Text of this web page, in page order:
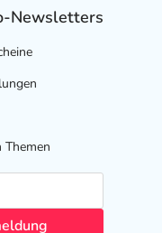
Newsletters
Themen